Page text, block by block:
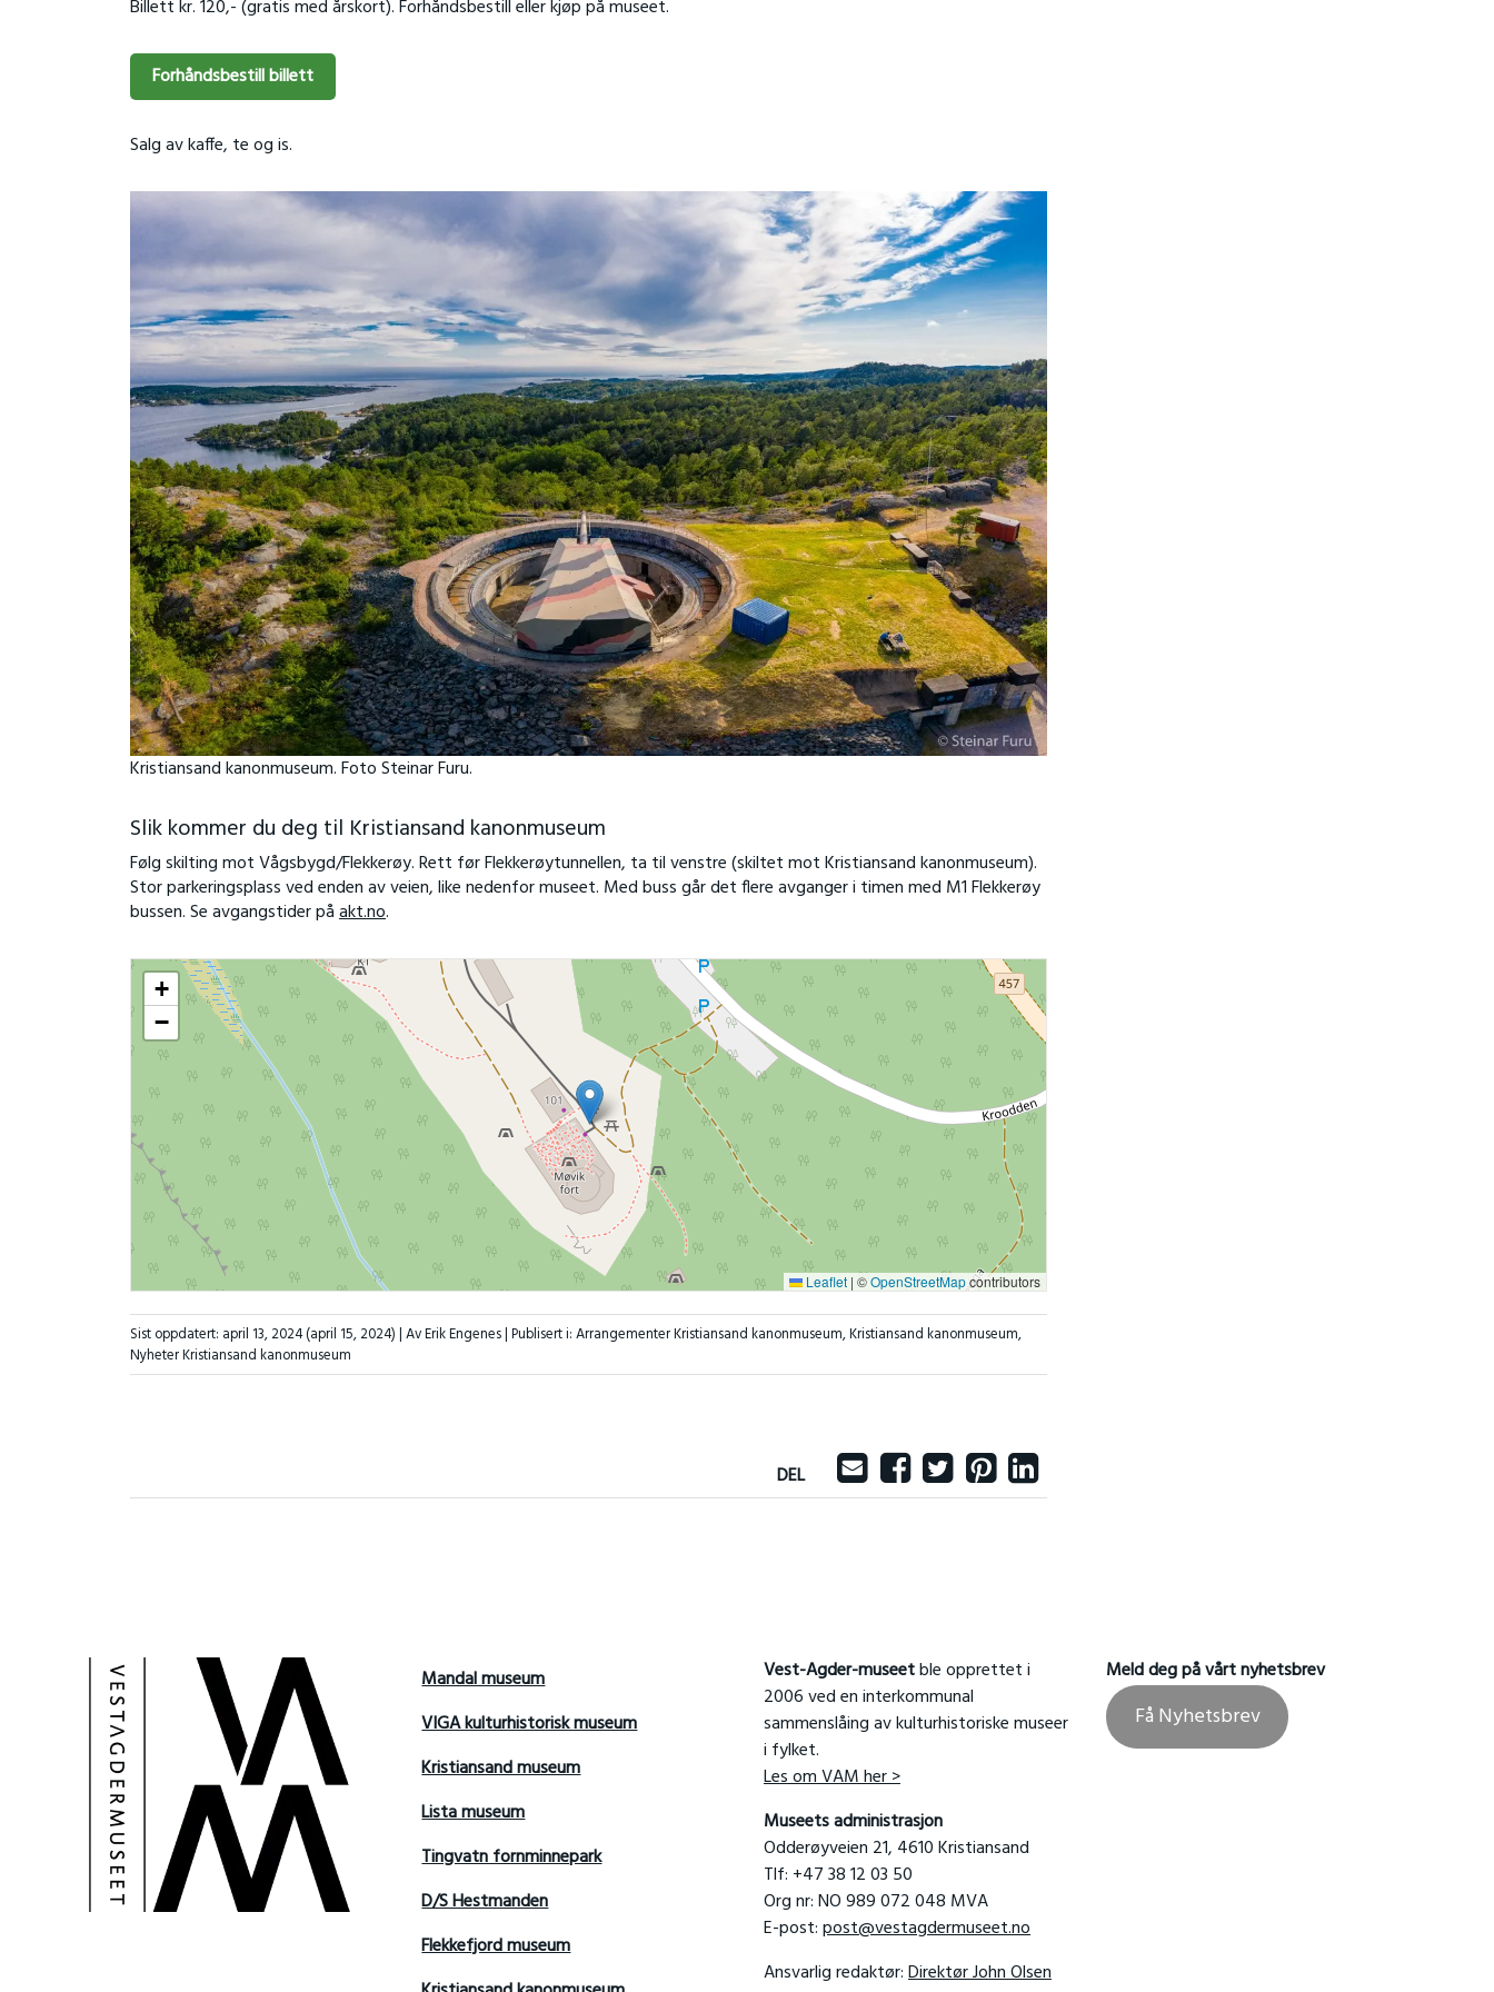
Billett kr. 120,- (gratis med årskort). Forhåndsbestill eller kjøp på museet.
Forhåndsbestill billett
Salg av kaffe, te og is.
Kristiansand kanonmuseum. Foto Steinar Furu.
Slik kommer du deg til Kristiansand kanonmuseum
Følg skilting mot Vågsbygd/Flekkerøy. Rett før Flekkerøytunnellen, ta til venstre (skiltet mot Kristiansand kanonmuseum).
Stor parkeringsplass ved enden av veien, like nedenfor museet. Med buss går det flere avganger i timen med M1 Flekkerøy
bussen. Se avgangstider påakt.no.
+
−
Leaflet | ©OpenStreetMapcontributors
Sist oppdatert: april 13, 2024(april 15, 2024)| Av Erik Engenes |Publisert i:Arrangementer Kristiansand kanonmuseum,Kristiansand kanonmuseum,
Nyheter Kristiansand kanonmuseum
DEL
Mandal museum
VIGA kulturhistorisk museum
Kristiansand museum
Lista museum
Tingvatn fornminnepark
D/S Hestmanden
Flekkefjord museum
Vest-Agder-museetble opprettet i
2006 ved en interkommunal
sammenslåing av kulturhistoriske museer
i fylket.
Les om VAM her >
Museets administrasjon
Odderøyveien 21, 4610 Kristiansand
Tlf: +47 38 12 03 50
Org nr: NO 989 072 048 MVA
E-post:post@vestagdermuseet.no
Ansvarlig redaktør:Direktør John Olsen
Meld deg på vårt nyhetsbrev
Få Nyhetsbrev